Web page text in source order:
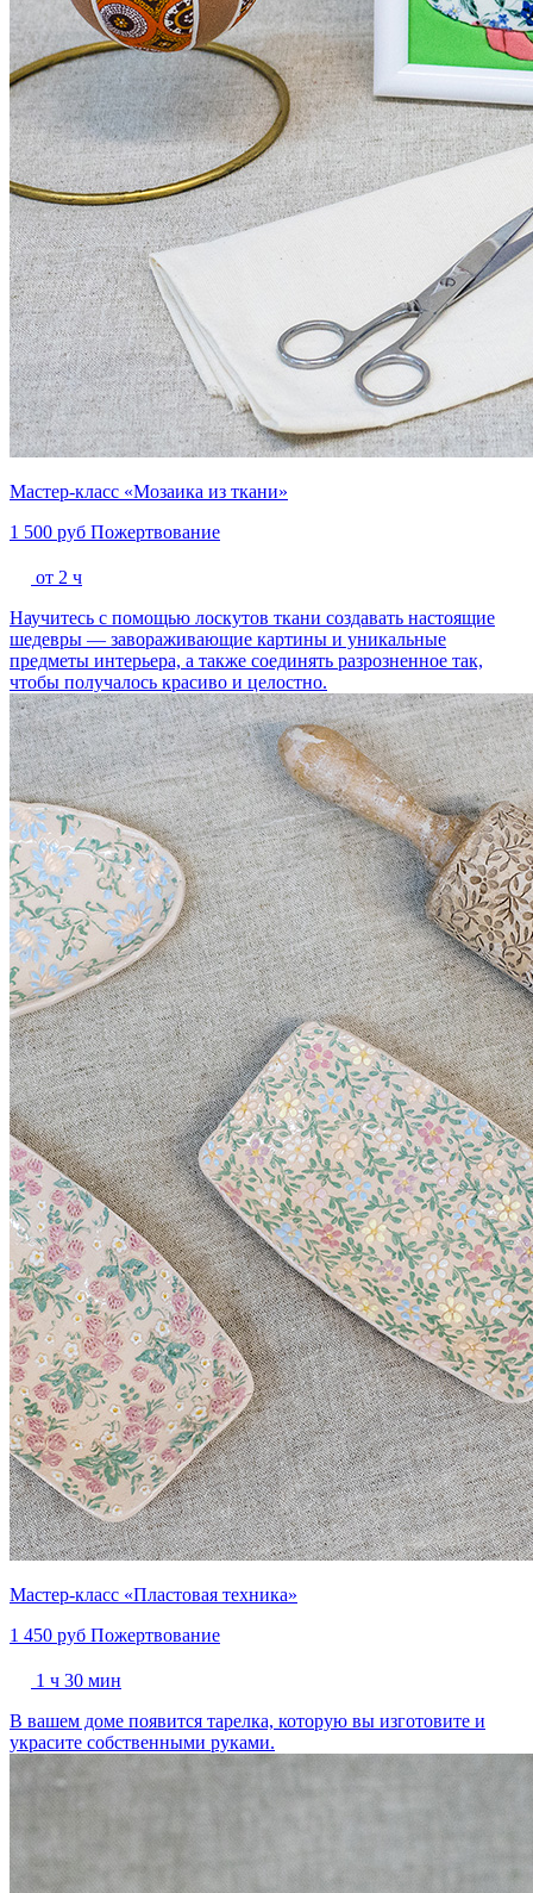
Мастер-класс «Мозаика из ткани»
1 500 руб Пожертвование
от 2 ч
Научитесь с помощью лоскутов ткани создавать настоящие
шедевры — завораживающие картины и уникальные
предметы интерьера, а также соединять разрозненное так,
чтобы получалось красиво и целостно.
Мастер-класс «Пластовая техника»
1 450 руб Пожертвование
1 ч 30 мин
В вашем доме появится тарелка, которую вы изготовите и
украсите собственными руками.